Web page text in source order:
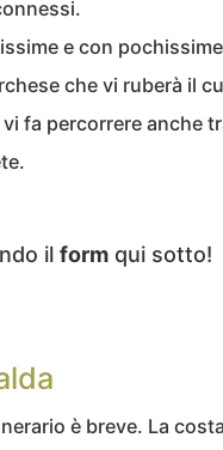
e con
che vi ruberà il
fa percorrere anche
il form qui sotto!
è breve. La